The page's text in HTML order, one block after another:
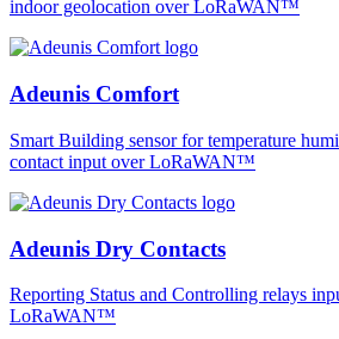
indoor geolocation over LoRaWAN™
Adeunis Comfort
Smart Building sensor for temperature
contact input over LoRaWAN™
Adeunis Dry Contacts
Reporting Status and Controlling relays
LoRaWAN™